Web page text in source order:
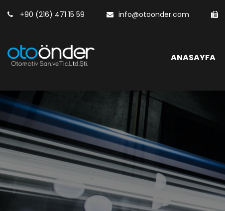
+90 (216) 471 15 59 info@otoonder.com
ANASAYFA